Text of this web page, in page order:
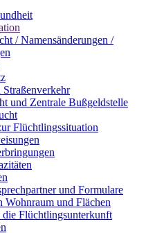
/ Namensänderungen /
und Zentrale Bußgeldstelle
Flüchtlingssituation
und Formulare
Wohnraum und Flächen
Flüchtlingsunterkunft